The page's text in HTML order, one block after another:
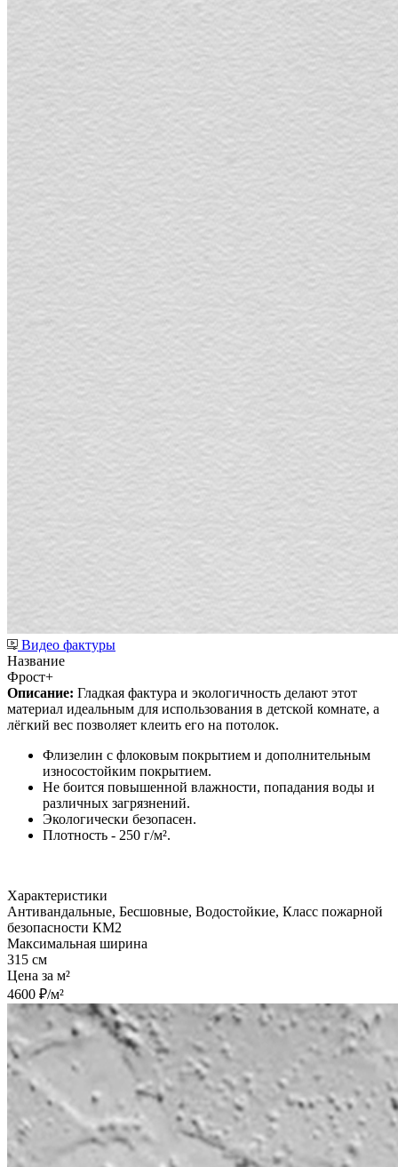
Видео фактуры
Название
Фрост+
Описание: Гладкая фактура и экологичность делают этот
материал идеальным для использования в детской комнате, а
лёгкий вес позволяет клеить его на потолок.
Флизелин с флоковым покрытием и дополнительным
износостойким покрытием.
Не боится повышенной влажности, попадания воды и
различных загрязнений.
Экологически безопасен.
Плотность - 250 г/м².
Характеристики
Антивандальные, Бесшовные, Водостойкие, Класс пожарной
безопасности КМ2
Максимальная ширина
315 см
Цена за м²
4600 ₽/м²